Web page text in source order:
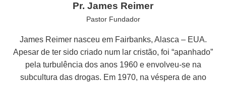
Pr. James Reimer
Pastor Fundador
James Reimer nasceu em Fairbanks, Alasca – EUA.
Apesar de ter sido criado num lar cristão, foi “apanhado”
pela turbulência dos anos 1960 e envolveu-se na
subcultura das drogas. Em 1970, na véspera de ano